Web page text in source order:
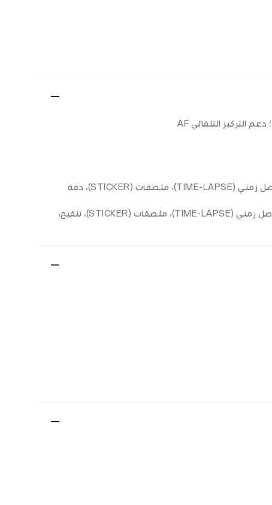
الخلفية: تصوير، فيديو، بورتريه، ليل، بانوراما (PANO)، تصوير بفاصل زمني (TIME-LAPSE)، ملصقات (STICKER)، دقة
الأمامية: تصوير، فيديو، بورتريه، ليل، بانوراما (PANO)، تصوير بفاصل زمني (TIME-LAPSE)، ملصقات (STICKER)، تنقيح،